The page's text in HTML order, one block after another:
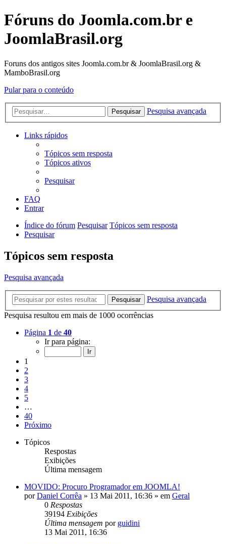
Fóruns do Joomla.com.br e
JoomlaBrasil.org
Foruns dos antigos sites Joomla.com.br & JoomlaBrasil.org &
MamboBrasil.org
Pular para o conteúdo
Pesquisar Pesquisa avançada
Links rápidos
Tópicos sem resposta
Tópicos ativos
Pesquisar
FAQ
Entrar
Índice do fórum Pesquisar Tópicos sem resposta
Pesquisar
Tópicos sem resposta
Pesquisa avançada
Pesquisar
Pesquisa avançada
Pesquisa resultou em mais de 1000 ocorrências
Página 1 de 40
Ir para página:
1
2
3
4
5
…
40
Próximo
Tópicos
Respostas
Exibições
Última mensagem
MOVIDO: Procuro Programador em JOOMLA!
porDaniel Corrêa » 13 Mai 2011, 16:36 » em Geral
0 Respostas
39194 Exibições
Última mensagem por guidini
13 Mai 2011, 16:36